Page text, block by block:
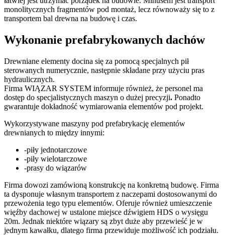
monolitycznych fragmentów pod montaż, lecz równoważy się to z
transportem bal drewna na budowę i czas.
Wykonanie prefabrykowanych dachów
Drewniane elementy docina się za pomocą specjalnych pił
sterowanych numerycznie, następnie składane przy użyciu pras
hydraulicznych.
Firma WIĄZAR SYSTEM informuje również, że personel ma
dostęp do specjalistycznych maszyn o dużej precyzji. Ponadto
gwarantuje dokładność wymiarowania elementów pod projekt.
Wykorzystywane maszyny pod prefabrykację elementów
drewnianych to między innymi:
-piły jednotarczowe
-piły wielotarczowe
-prasy do wiązarów
Firma dowozi zamówioną konstrukcję na konkretną budowę. Firma
ta dysponuje własnym transportem z naczepami dostosowanymi do
przewożenia tego typu elementów. Oferuje również umieszczenie
więźby dachowej w ustalone miejsce dźwigiem HDS o wysięgu
20m. Jednak niektóre wiązary są zbyt duże aby przewieść je w
jednym kawałku, dlatego firma przewiduje możliwość ich podziału.